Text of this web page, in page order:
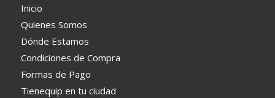
Inicio
Quienes Somos
Dónde Estamos
Condiciones de Compra
Formas de Pago
Tienequip en tu ciudad